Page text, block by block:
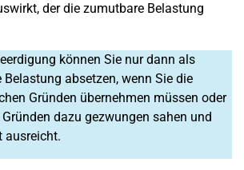
der die zumutbare Belastung
können Sie nur dann als
absetzen, wenn Sie die
Gründen übernehmen müssen oder
dazu gezwungen sahen und
ausreicht.